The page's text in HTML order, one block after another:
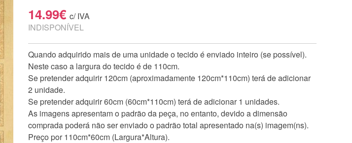
14.99€ c/ IVA
INDISPONÍVEL
Quando adquirido mais de uma unidade o tecido é enviado inteiro (se possível).
Neste caso a largura do tecido é de 110cm.
Se pretender adquirir 120cm (aproximadamente 120cm*110cm) terá de adicionar
2 unidade.
Se pretender adquirir 60cm (60cm*110cm) terá de adicionar 1 unidades.
As imagens apresentam o padrão da peça, no entanto, devido a dimensão
comprada poderá não ser enviado o padrão total apresentado na(s) imagem(ns).
Preço por 110cm*60cm (Largura*Altura).